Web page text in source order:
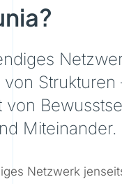
von Strukturen
von
Miteinander.
Netzwerk